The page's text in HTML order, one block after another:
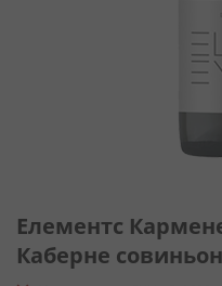
към
началото
на
Елементс
Каберне